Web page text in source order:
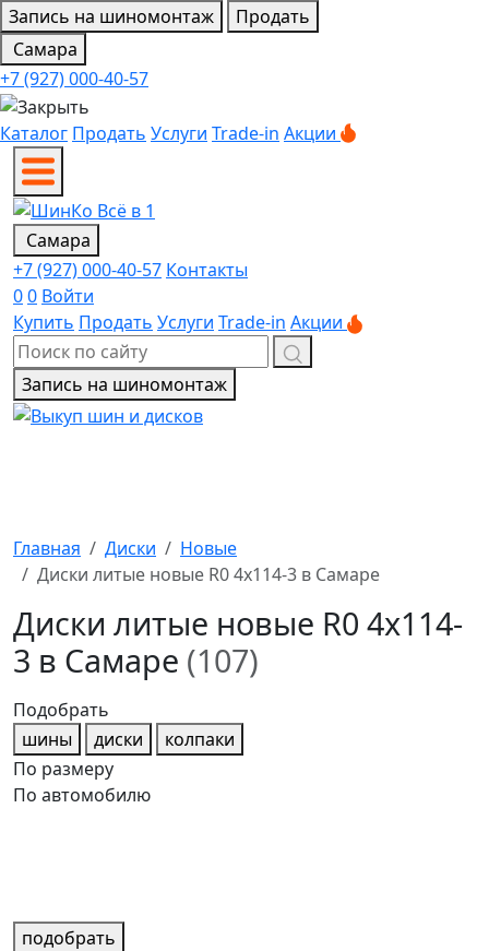
Запись на шиномонтаж
Продать
Самара
+7 (927) 000-40-57
Каталог Продать Услуги Trade-in Акции
Самара
+7 (927) 000-40-57 Контакты
00 Войти
Купить Продать Услуги Trade-in Акции
Запись на шиномонтаж
Главная Диски
Новые
Диски литые новые R0 4x114-3 в Самаре
Диски литые новые R0 4x114-
3 в Самаре (107)
Подобрать
шины
диски
колпаки
По размеру
По автомобилю
подобрать